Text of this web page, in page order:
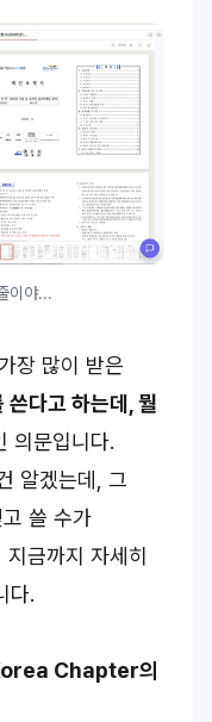
이야...
장 많이 받은
다고 하는데, 뭘
의문입니다.
알겠는데, 그
쓸 수가
금까지 자세히
다.
Chapter의